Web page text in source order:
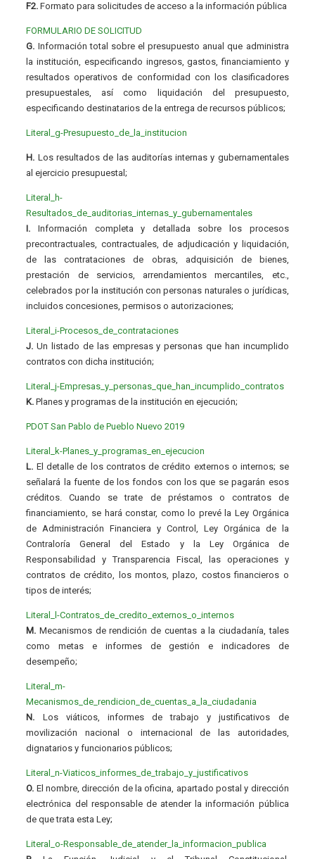
F2. Formato para solicitudes de acceso a la información pública
FORMULARIO DE SOLICITUD
G. Información total sobre el presupuesto anual que administra
la institución, especificando ingresos, gastos, financiamiento y
resultados operativos de conformidad con los clasificadores
presupuestales, así como liquidación del presupuesto,
especificando destinatarios de la entrega de recursos públicos;
Literal_g-Presupuesto_de_la_institucion
H. Los resultados de las auditorías internas y gubernamentales
al ejercicio presupuestal;
Literal_h-
Resultados_de_auditorias_internas_y_gubernamentales
I. Información completa y detallada sobre los procesos
precontractuales, contractuales, de adjudicación y liquidación,
de las contrataciones de obras, adquisición de bienes,
prestación de servicios, arrendamientos mercantiles, etc.,
celebrados por la institución con personas naturales o jurídicas,
incluidos concesiones, permisos o autorizaciones;
Literal_i-Procesos_de_contrataciones
J. Un listado de las empresas y personas que han incumplido
contratos con dicha institución;
Literal_j-Empresas_y_personas_que_han_incumplido_contratos
K. Planes y programas de la institución en ejecución;
PDOT San Pablo de Pueblo Nuevo 2019
Literal_k-Planes_y_programas_en_ejecucion
L. El detalle de los contratos de crédito externos o internos; se
señalará la fuente de los fondos con los que se pagarán esos
créditos. Cuando se trate de préstamos o contratos de
financiamiento, se hará constar, como lo prevé la Ley Orgánica
de Administración Financiera y Control, Ley Orgánica de la
Contraloría General del Estado y la Ley Orgánica de
Responsabilidad y Transparencia Fiscal, las operaciones y
contratos de crédito, los montos, plazo, costos financieros o
tipos de interés;
Literal_l-Contratos_de_credito_externos_o_internos
M. Mecanismos de rendición de cuentas a la ciudadanía, tales
como metas e informes de gestión e indicadores de
desempeño;
Literal_m-
Mecanismos_de_rendicion_de_cuentas_a_la_ciudadania
N. Los viáticos, informes de trabajo y justificativos de
movilización nacional o internacional de las autoridades,
dignatarios y funcionarios públicos;
Literal_n-Viaticos_informes_de_trabajo_y_justificativos
O. El nombre, dirección de la oficina, apartado postal y dirección
electrónica del responsable de atender la información pública
de que trata esta Ley;
Literal_o-Responsable_de_atender_la_informacion_publica